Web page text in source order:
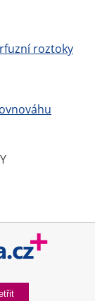
roztoky